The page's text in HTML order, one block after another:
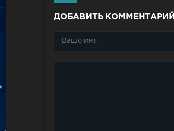
ДОБАВИТЬ КОММЕНТАРИЙ